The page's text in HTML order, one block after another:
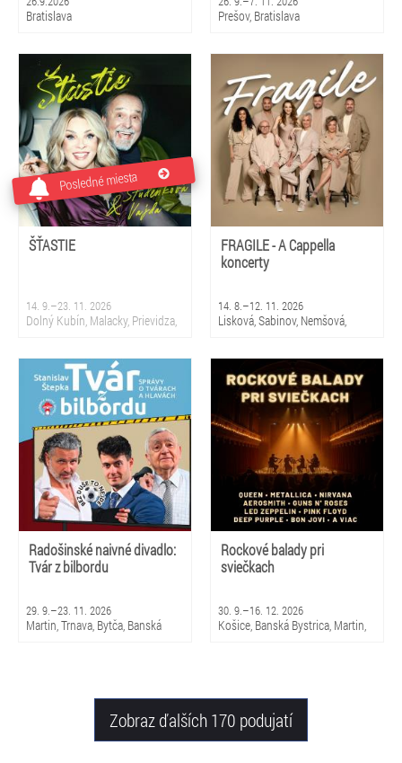
Bratislava Prešov, Bratislava
Posledné miesta
ŠŤASTIE
14. 9.–23. 11. 2026
Dolný Kubín, Malacky, Prievidza,
Dubnica, Partizánske, Topoľčany,
Bratislava
FRAGILE - A Cappella
koncerty
14. 8.–12. 11. 2026
Lisková, Sabinov, Nemšová,
Čadca, Bratislava 5 - Petržalka,
Stropkov, Prievidza
Radošinské naivné divadlo:
Tvár z bilbordu
29. 9.–23. 11. 2026
Martin, Trnava, Bytča, Banská
Rockové balady pri
sviečkach
30. 9.–16. 12. 2026
Košice, Banská Bystrica, Martin,
Žilina
Zobraz ďalších 170 podujatí